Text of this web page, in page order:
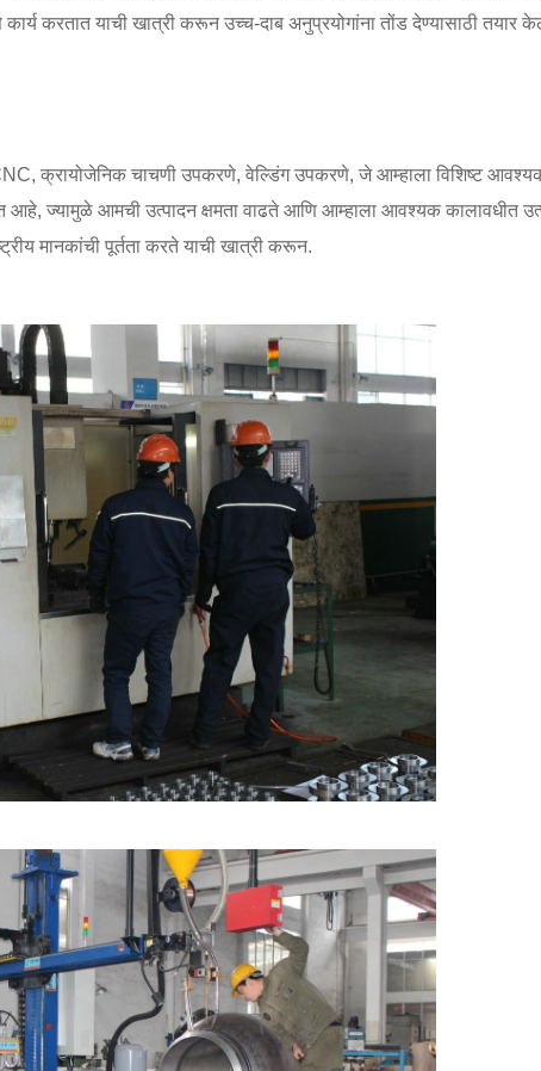
करतात याची खात्री करून उच्च-दाब अनुप्रयोगांना तोंड देण्यासाठी तयार
चाचणी उपकरणे, वेल्डिंग उपकरणे, जे आम्हाला विशिष्ट आवश्यकता
ज्यामुळे आमची उत्पादन क्षमता वाढते आणि आम्हाला आवश्यक कालावधीत
मानकांची पूर्तता करते याची खात्री करून.